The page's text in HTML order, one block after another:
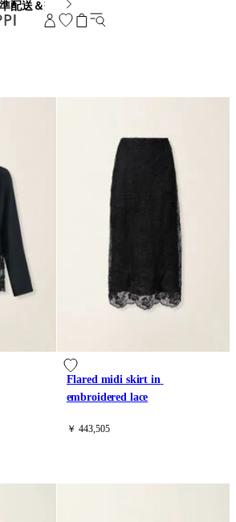
配送＆交換無料
Flared midi skirt in
embroidered lace
￥ 443,505